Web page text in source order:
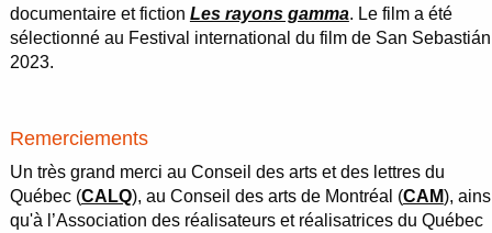
documentaire et fiction Les rayons gamma. Le film a été
sélectionné au Festival international du film de San Sebastián
2023.
Remerciements
Un très grand merci au Conseil des arts et des lettres du
Québec (CALQ), au Conseil des arts de Montréal (CAM),
qu'à l’Association des réalisateurs et réalisatrices du Québec